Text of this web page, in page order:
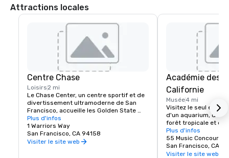
Attractions locales
Centre Chase
Loisirs2 mi
Le Chase Center, un centre sportif et de
divertissement ultramoderne de San
Francisco, accueille les Golden State
Warriors et organise près de 200
événements par an.
Plus d'infos
1 Warriors Way
San Francisco, CA 94158
Visiter le site web
Académie des
Californie
Musée4 mi
Visitez le seul
d'un aquarium, d'un
forêt tropicale et
naturelle, le tout
Plus d'infos
55 Music Concourse
San Francisco, CA
Visiter le site web